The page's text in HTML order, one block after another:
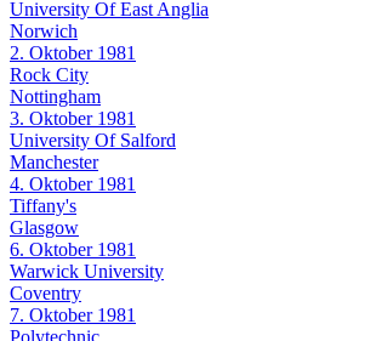
University Of East Anglia
Norwich
2. Oktober 1981
Rock City
Nottingham
3. Oktober 1981
University Of Salford
Manchester
4. Oktober 1981
Tiffany's
Glasgow
6. Oktober 1981
Warwick University
Coventry
7. Oktober 1981
Polytechnic